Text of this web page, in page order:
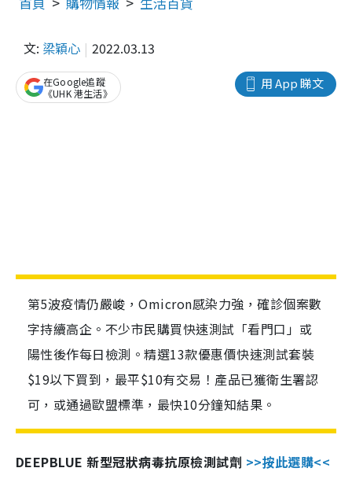
文: 梁穎心 2022.03.13
用 App 睇文
在Google追蹤
《UHK 港生活》
第5波疫情仍嚴峻，Omicron感染力強，確診個案數
字持續高企。不少市民購買快速測試「看門口」或
陽性後作每日檢測。精選13款優惠價快速測試套裝
$19以下買到，最平$10有交易！產品已獲衛生署認
可，或通過歐盟標準，最快10分鐘知結果。
DEEPBLUE 新型冠狀病毒抗原檢測試劑 >>按此選購<<